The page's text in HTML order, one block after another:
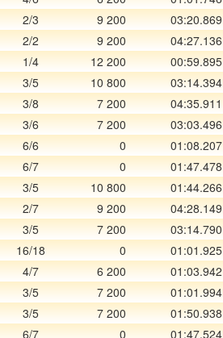
2/3 9 200
03:20.869
2/2 9 200
04:27.136
1/4 12 200
00:59.895
3/5 10 800
03:14.394
3/8 7 200
04:35.911
3/6 7 200
03:03.496
6/6 0
01:08.207
6/7 0
01:47.478
3/5 10 800
01:44.266
2/7 9 200
04:28.149
3/5 7 200
03:14.790
16/18 0
01:01.925
4/7 6 200
01:03.942
3/5 7 200
01:01.994
3/5 7 200
01:50.938
6/7 0
01:47.524